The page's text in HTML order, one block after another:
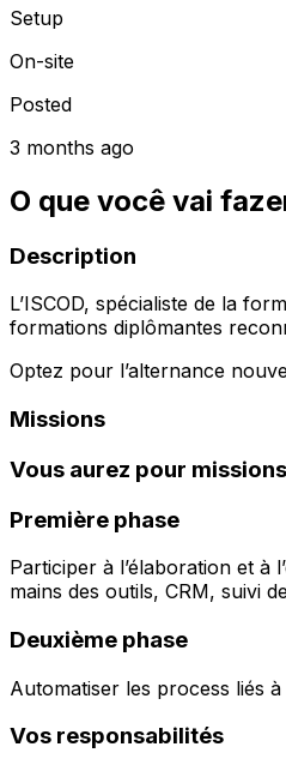
Setup
On-site
Posted
3 months ago
O que você vai
Description
L’ISCOD, spécialiste de la
formations diplômantes
Optez pour l’alternance
Missions
Vous aurez pour missions
Première phase
Participer à l’élaboration et à
mains des outils, CRM, suivi
Deuxième phase
Automatiser les process liés
Vos responsabilités